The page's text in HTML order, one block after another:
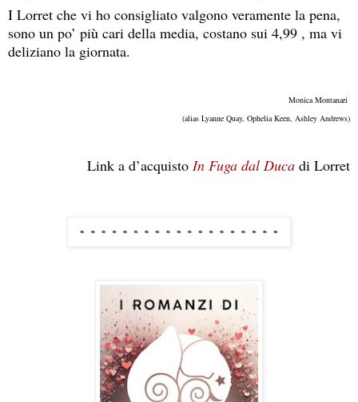
I Lorret che vi ho consigliato valgono veramente la pena,
sono un po’ più cari della media, costano sui 4,99 , ma vi
deliziano la giornata.
Monica Montanari
(alias Lyanne Quay, Ophelia Keen, Ashley Andrews)
Link a d’acquisto In Fuga dal Duca di Lorret